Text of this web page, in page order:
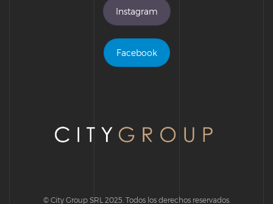
Instagram
Facebook
© City Group SRL 2025. Todos los derechos reservados.